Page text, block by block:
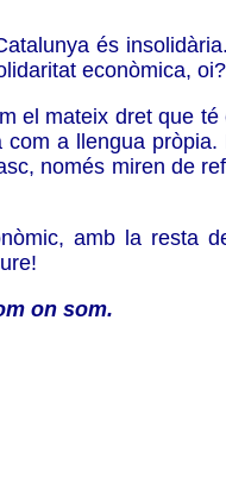
és
econòmica,
el mateix dret que
a llengua
només miren de
amb la resta
on som.